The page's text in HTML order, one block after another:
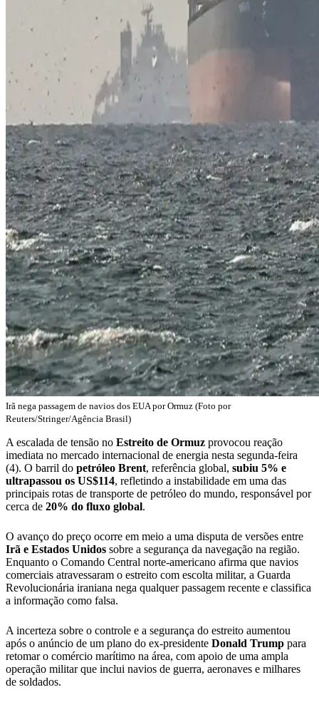
Irã nega passagem de navios dos EUA por Ormuz (Foto por
Reuters/Stringer/Agência Brasil)
A escalada de tensão no Estreito de Ormuz provocou reação
imediata no mercado internacional de energia nesta segunda-feira
(4). O barril do petróleo Brent, referência global, subiu 5% e
ultrapassou os US$114, refletindo a instabilidade em uma das
principais rotas de transporte de petróleo do mundo, responsável por
cerca de 20% do fluxo global.
O avanço do preço ocorre em meio a uma disputa de versões entre
Irã e Estados Unidos sobre a segurança da navegação na região.
Enquanto o Comando Central norte-americano afirma que navios
comerciais atravessaram o estreito com escolta militar, a Guarda
Revolucionária iraniana nega qualquer passagem recente e classifica
a informação como falsa.
A incerteza sobre o controle e a segurança do estreito aumentou
após o anúncio de um plano do ex-presidente Donald Trump para
retomar o comércio marítimo na área, com apoio de uma ampla
operação militar que inclui navios de guerra, aeronaves e milhares
de soldados.